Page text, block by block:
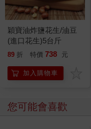
穎寶油炸鹽花生/油豆
(進口花生)5台斤
89 折 特價 738 元
加入購物車
您可能會喜歡